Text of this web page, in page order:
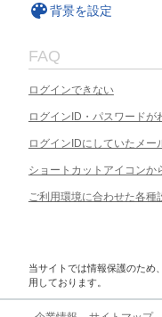
背景を設定
FAQ
ログインできない
ログインID・パスワードが
ログインIDにしていたメー
ショートカットアイコンか
ご利用環境に合わせた各種
当サイトでは情報保護のため
用しております。